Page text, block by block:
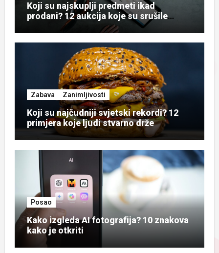
Koji su najskuplji predmeti ikad
prodani? 12 aukcija koje su srušile
Zabava Zanimljivosti
Koji su najčudniji svjetski rekordi? 12
primjera koje ljudi stvarno drže
Posao
Kako izgleda AI fotografija? 10 znakova
kako je otkriti